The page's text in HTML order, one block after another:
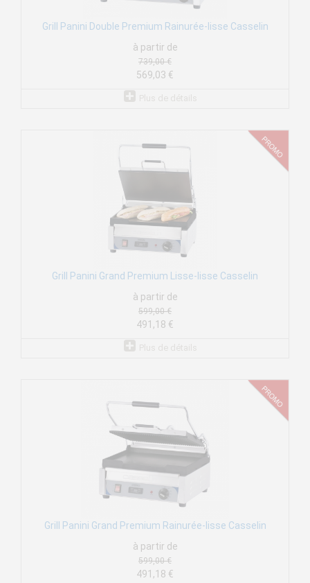
Grill Panini Double Premium Rainurée-lisse Casselin
à partir de
739,00 €
569,03 €
Grill Panini Grand Premium Lisse-lisse Casselin
à partir de
599,00 €
491,18 €
Grill Panini Grand Premium Rainurée-lisse Casselin
à partir de
599,00 €
491,18 €